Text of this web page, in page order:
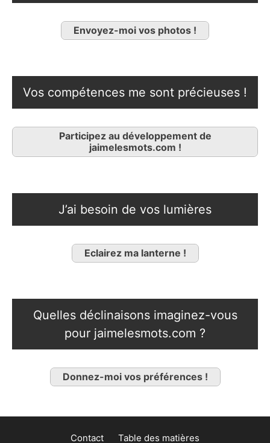
Envoyez-moi vos photos !
Vos compétences me sont précieuses !
Participez au développement de
jaimelesmots.com !
J’ai besoin de vos lumières
Eclairez ma lanterne !
Quelles déclinaisons imaginez-vous
pour jaimelesmots.com ?
Donnez-moi vos préférences !
Contact Table des matières